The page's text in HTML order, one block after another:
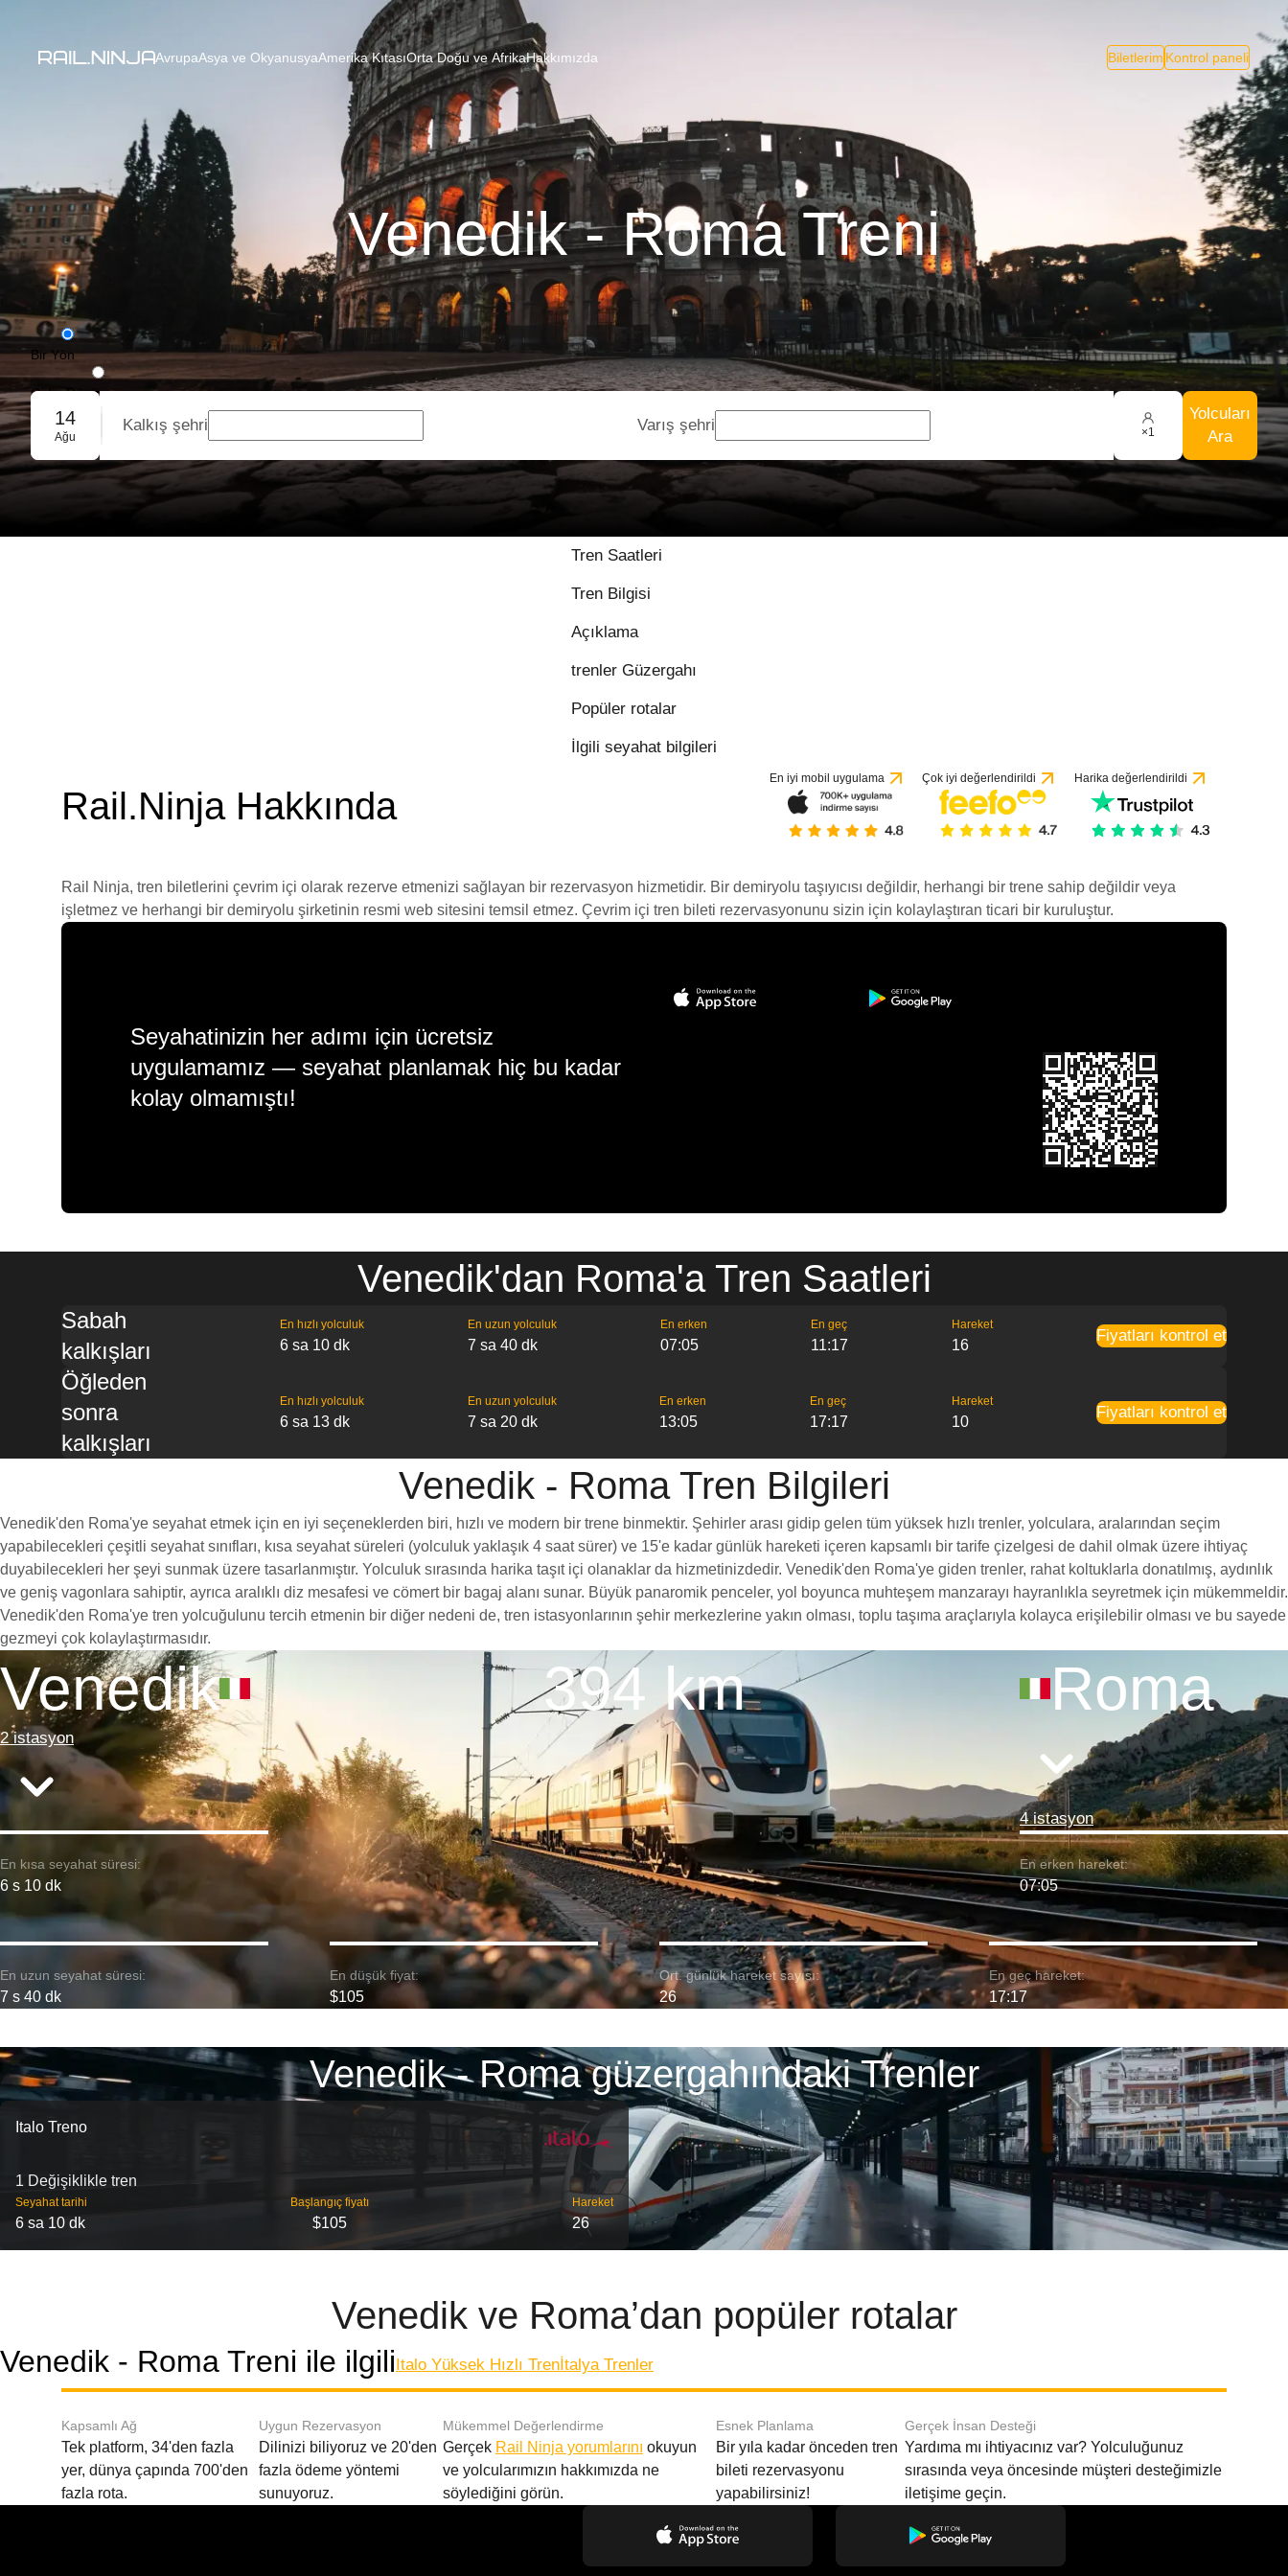
AvrupaAsya ve OkyanusyaAmerika KıtasıOrta Doğu ve AfrikaHakkımızda Biletlerim Kontrol paneli
Venedik - Roma Treni
Bir Yön
Gidiş-Dönüş
Grup Rezervasyonu
14
Ağu
Kalkış şehri Varış şehri ×1
Yolcuları
Ara
Tren Saatleri
Tren Bilgisi
Açıklama
trenler Güzergahı
Popüler rotalar
İlgili seyahat bilgileri
Rail.Ninja Hakkında
En iyi mobil uygulama Çok iyi değerlendirildi Harika değerlendirildi
Rail Ninja, tren biletlerini çevrim içi olarak rezerve etmenizi sağlayan bir rezervasyon hizmetidir. Bir demiryolu taşıyıcısı değildir, herhangi bir trene sahip değildir veya
işletmez ve herhangi bir demiryolu şirketinin resmi web sitesini temsil etmez. Çevrim içi tren bileti rezervasyonunu sizin için kolaylaştıran ticari bir kuruluştur.
Seyahatinizin her adımı için ücretsiz
uygulamamız — seyahat planlamak hiç bu kadar
kolay olmamıştı!
Venedik'dan Roma'a Tren Saatleri
Sabah
kalkışları
En hızlı yolculuk
6 sa 10 dk
En uzun yolculuk
7 sa 40 dk
En erken
07:05
En geç
11:17
Hareket
16
Fiyatları kontrol et
Öğleden
sonra
kalkışları
En hızlı yolculuk
6 sa 13 dk
En uzun yolculuk
7 sa 20 dk
En erken
13:05
En geç
17:17
Hareket
10
Fiyatları kontrol et
Venedik - Roma Tren Bilgileri
Venedik'den Roma'ye seyahat etmek için en iyi seçeneklerden biri, hızlı ve modern bir trene binmektir. Şehirler arası gidip gelen tüm yüksek hızlı trenler, yolculara, aralarından seçim
yapabilecekleri çeşitli seyahat sınıfları, kısa seyahat süreleri (yolculuk yaklaşık 4 saat sürer) ve 15'e kadar günlük hareketi içeren kapsamlı bir tarife çizelgesi de dahil olmak üzere ihtiyaç
duyabilecekleri her şeyi sunmak üzere tasarlanmıştır. Yolculuk sırasında harika taşıt içi olanaklar da hizmetinizdedir. Venedik'den Roma'ye giden trenler, rahat koltuklarla donatılmış, aydınlık
ve geniş vagonlara sahiptir, ayrıca aralıklı diz mesafesi ve cömert bir bagaj alanı sunar. Büyük panaromik penceler, yol boyunca muhteşem manzarayı hayranlıkla seyretmek için mükemmeldir.
Venedik'den Roma'ye tren yolcuğulunu tercih etmenin bir diğer nedeni de, tren istasyonlarının şehir merkezlerine yakın olması, toplu taşıma araçlarıyla kolayca erişilebilir olması ve bu sayede
gezmeyi çok kolaylaştırmasıdır.
Venedik
2 istasyon
394 km Roma
4 istasyon
En kısa seyahat süresi:
6 s 10 dk
En erken hareket:
07:05
En uzun seyahat süresi:
7 s 40 dk
En düşük fiyat:
$105
Ort. günlük hareket sayısı:
26
En geç hareket:
17:17
Venedik - Roma güzergahındaki Trenler
Italo Treno
1 Değişiklikle tren
Seyahat tarihi
6 sa 10 dk
Başlangıç ​​fiyatı
$105
Hareket
26
Venedik ve Roma’dan popüler rotalar
9.3 / 10, 63 değerlendirmeye göre
Venedik - Roma Treni ile ilgiliItalo Yüksek Hızlı Trenİtalya Trenler
Kapsamlı Ağ
Tek platform, 34'den fazla
yer, dünya çapında 700'den
fazla rota.
Uygun Rezervasyon
Dilinizi biliyoruz ve 20'den
fazla ödeme yöntemi
sunuyoruz.
Mükemmel Değerlendirme
Gerçek Rail Ninja yorumlarını okuyun
ve yolcularımızın hakkımızda ne
söylediğini görün.
Esnek Planlama
Bir yıla kadar önceden tren
bileti rezervasyonu
yapabilirsiniz!
Gerçek İnsan Desteği
Yardıma mı ihtiyacınız var? Yolculuğunuz
sırasında veya öncesinde müşteri desteğimizle
iletişime geçin.